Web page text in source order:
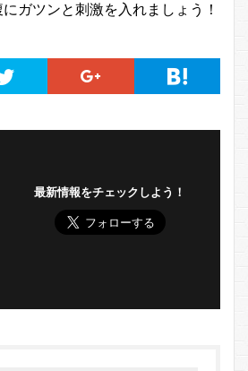
ガツンと刺激を入れましょう！
最新情報をチェックしよう！